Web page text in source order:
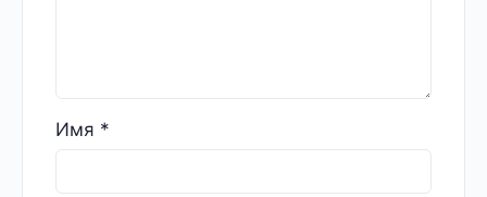
Имя *